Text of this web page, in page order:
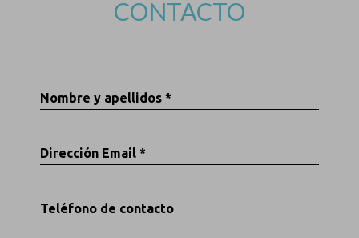
CONTACTO
Nombre y apellidos *
Dirección Email *
Teléfono de contacto